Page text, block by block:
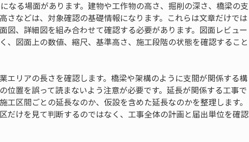
なる場面があります。建物や工作物の高さ、掘削の深さ、橋梁の支
さなどは、対象確認の基礎情報になります。これらは文章だけでは
図、詳細図を組み合わせて確認する必要があります。図面レビュー
、図面上の数値、縮尺、基準高さ、施工段階の状態を確認すること
エリアの長さを確認します。橋梁や架構のように支間が関係する構
位置を誤って読まないよう注意が必要です。延長が関係する工事で
区間ごとの延長なのか、仮設を含めた延長なのかを整理します。
だけを見て判断するのではなく、工事全体の計画と届出単位を確認